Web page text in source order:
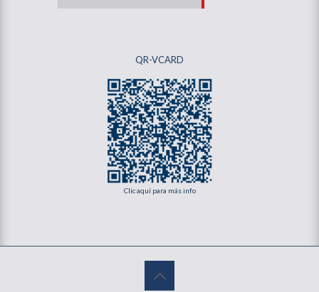
QR-VCARD
Clic aquí para más info